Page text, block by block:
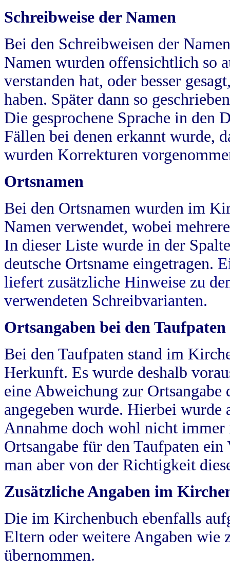
Schreibweise der Namen
Bei den Schreibweisen der
Namen wurden offensichtlich so
verstanden hat, oder besser
haben. Später dann so
Die gesprochene Sprache in
Fällen bei denen erkannt wurde,
wurden Korrekturen
Ortsnamen
Bei den Ortsnamen wurden im
Namen verwendet, wobei
In dieser Liste wurde in der
deutsche Ortsname eingetragen.
liefert zusätzliche Hinweise zu
verwendeten Schreibvarianten.
Ortsangaben bei den Taufpaten
Bei den Taufpaten stand im
Herkunft. Es wurde deshalb
eine Abweichung zur
angegeben wurde. Hierbei wurde
Annahme doch wohl nicht
Ortsangabe für den Taufpaten
man aber von der Richtigkeit
Zusätzliche Angaben im
Die im Kirchenbuch ebenfalls
Eltern oder weitere Angaben wie
übernommen.